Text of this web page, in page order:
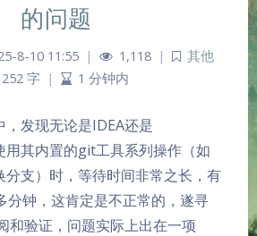
Sans Serif Serif
的问题
8-10 11:55 | 1,118 |
其他
252 字
| 1 分钟内
发现无论是IDEA还是
其内置的git工具系列操作（如
分支）时，等待时间非常之长，有
分钟，这肯定是不正常的，遂寻
和验证，问题实际上出在一项